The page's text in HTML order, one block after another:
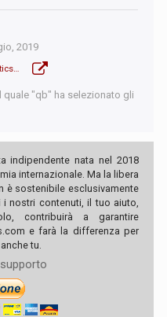
2019
"qb" ha selezionato gli
indipendente nata nel 2018
internazionale. Ma la libera
è sostenibile esclusivamente
nostri contenuti, il tuo aiuto,
contribuirà a garantire
e farà la differenza per
tu.